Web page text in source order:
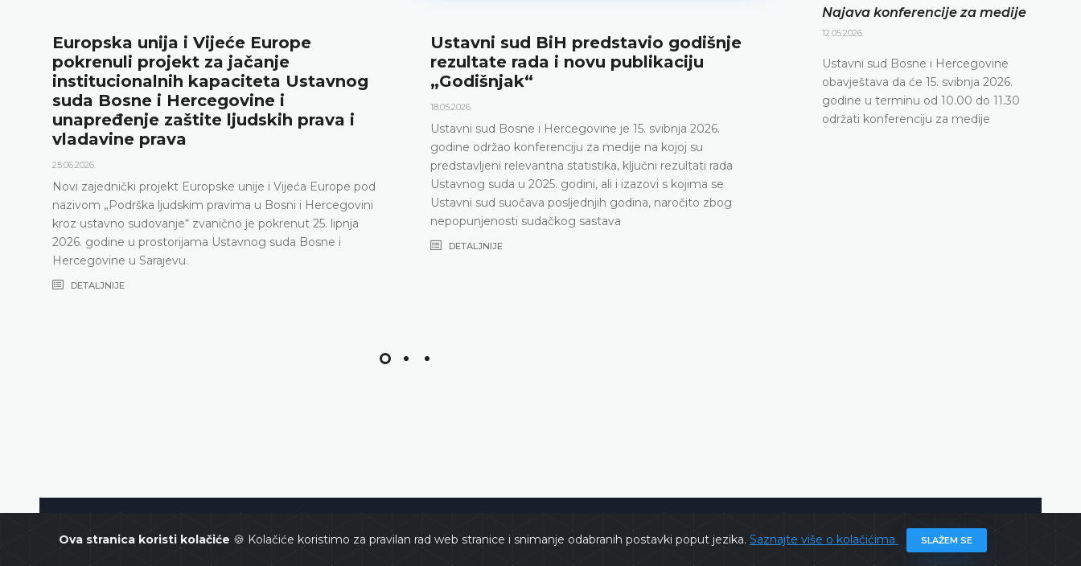
Ova stranica koristi kolačiće 🍪 Kolačiće koristimo za pravilan rad web stranice i snimanje odabranih postavki poput jezika. Saznajte više o kolačićima SLAŽEM SE
Europska unija i Vijeće Europe
pokrenuli projekt za jačanje
institucionalnih kapaciteta Ustavnog
suda Bosne i Hercegovine i
unapređenje zaštite ljudskih prava i
vladavine prava
25.06.2026.
Novi zajednički projekt Europske unije i Vijeća Europe pod
nazivom „Podrška ljudskim pravima u Bosni i Hercegovini
kroz ustavno sudovanje“ zvanično je pokrenut 25. lipnja
2026. godine u prostorijama Ustavnog suda Bosne i
Hercegovine u Sarajevu.
DETALJNIJE
Ustavni sud BiH predstavio godišnje
rezultate rada i novu publikaciju
„Godišnjak“
18.05.2026.
Ustavni sud Bosne i Hercegovine je 15. svibnja 2026.
godine održao konferenciju za medije na kojoj su
predstavljeni relevantna statistika, ključni rezultati rada
Ustavnog suda u 2025. godini, ali i izazovi s kojima se
Ustavni sud suočava posljednjih godina, naročito zbog
nepopunjenosti sudačkog sastava
DETALJNIJE
Najava konferencije za medije
Ustavni sud Bosne i Hercegovine obavještava da će 15.
svibnja 2026. godine u terminu od 10.00 do 11.30
konferenciju za medije
Najava konferencije za medije
12.05.2026.
Ustavni sud Bosne i Hercegovine
obavještava da će 15. svibnja 2026.
godine u terminu od 10.00 do 11.30
održati konferenciju za medije
Ustavni sud Bosne i Hercegovine Copyrights @ 2026Ustavni sud BiHSva prava zadržana.